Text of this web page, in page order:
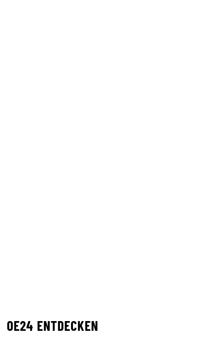
OE24 ENTDECKEN